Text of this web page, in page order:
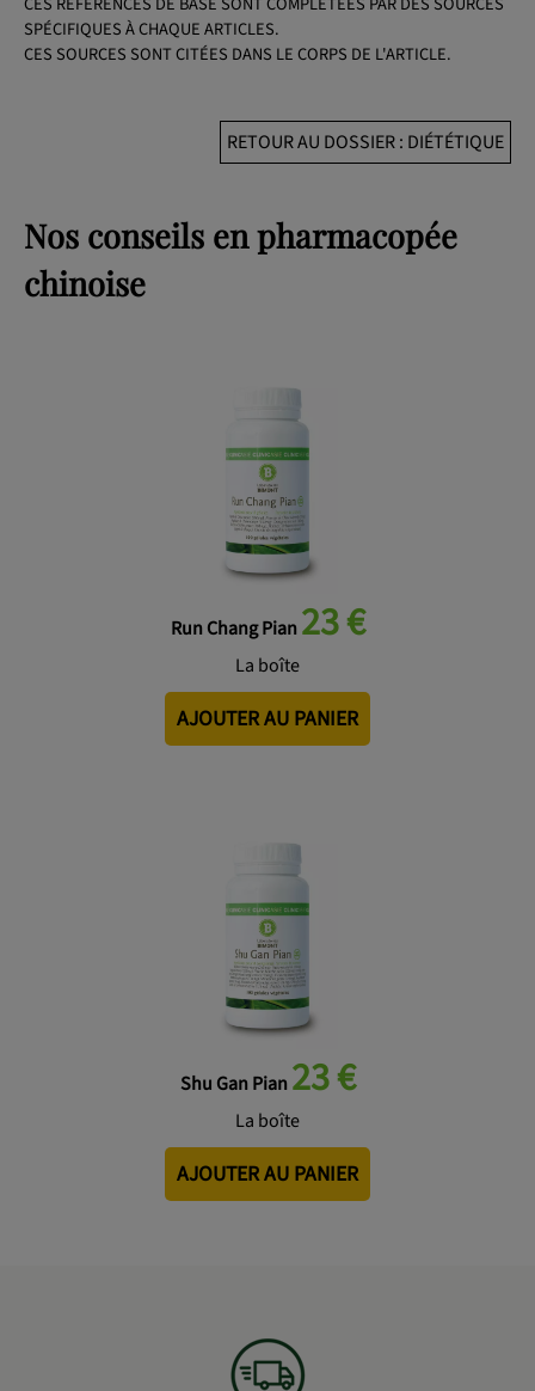
SPÉCIFIQUES À CHAQUE ARTICLES.
CES SOURCES SONT CITÉES DANS LE CORPS DE L'ARTICLE.
RETOUR AU DOSSIER : DIÉTÉTIQUE
Nos conseils en pharmacopée
chinoise
Run Chang Pian23 €
La boîte
AJOUTER AU PANIER
Shu Gan Pian23 €
La boîte
AJOUTER AU PANIER